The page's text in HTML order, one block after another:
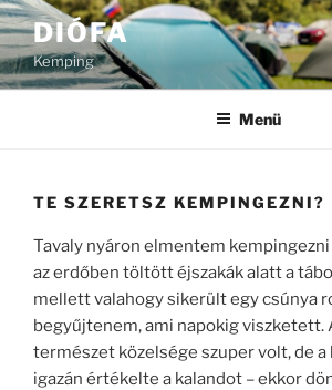
Tartalomhoz
DIÓFA
Kemping
Menü
TE SZERETSZ KEMPINGEZNI?
Tavaly nyáron elmentem kempingezni
az erdőben töltött éjszakák alatt a
mellett valahogy sikerült egy csúnya
begyűjtenem, ami napokig viszketett.
természet közelsége szuper volt, de a
igazán értékelte a kalandot – ekkor